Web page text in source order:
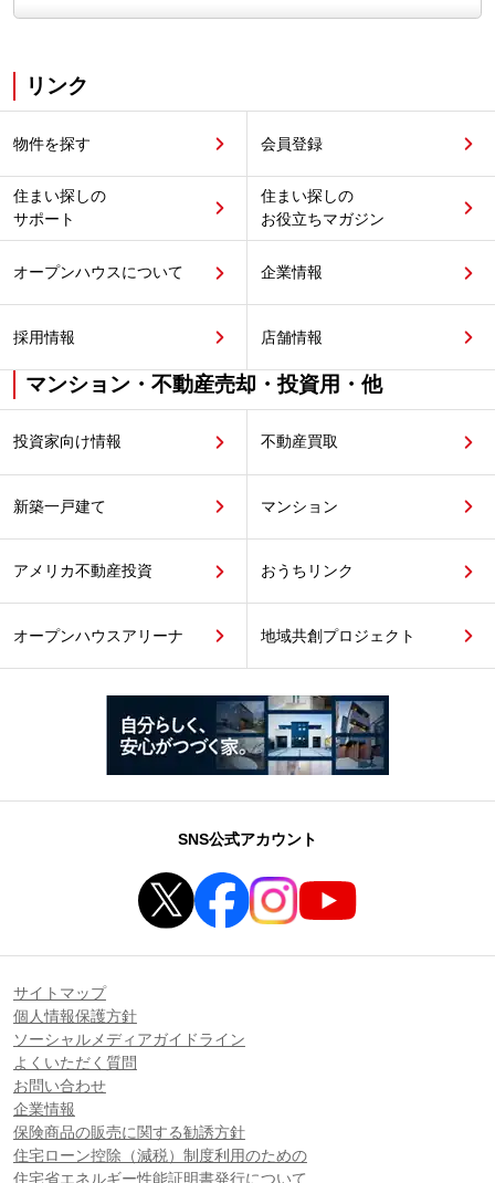
リンク
物件を探す 会員登録
住まい探しの
サポート
住まい探しの
お役立ちマガジン
オープンハウスについて 企業情報
採用情報 店舗情報
マンション・不動産売却・投資用・他
投資家向け情報 不動産買取
新築一戸建て マンション
アメリカ不動産投資 おうちリンク
オープンハウスアリーナ 地域共創プロジェクト
SNS公式アカウント
サイトマップ
個人情報保護方針
ソーシャルメディアガイドライン
よくいただく質問
お問い合わせ
企業情報
保険商品の販売に関する勧誘方針
住宅ローン控除（減税）制度利用のための
住宅省エネルギー性能証明書発行について